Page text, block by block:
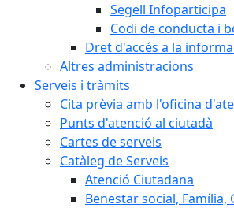
Segell Infoparticipa
Codi de conducta i
Dret d'accés a la
Altres administracions
Serveis i tràmits
Cita prèvia amb l'oficina
Punts d'atenció al ciutadà
Cartes de serveis
Catàleg de Serveis
Atenció Ciutadana
Benestar social, Família,